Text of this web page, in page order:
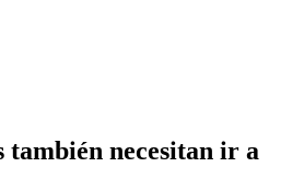
también necesitan ir a